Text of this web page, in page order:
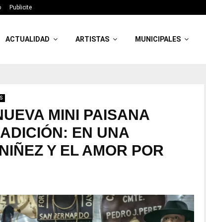
Publicite
ACTUALIDAD ARTISTAS MUNICIPALES
MINI PAISANA
EN UNA
Y EL AMOR POR